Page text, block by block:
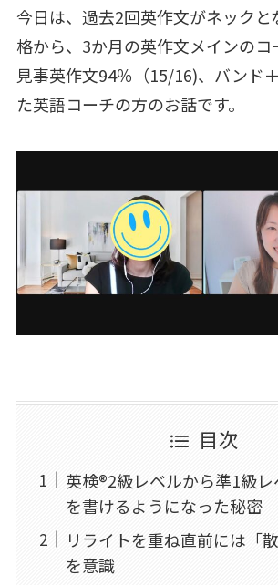
今日は、過去2回英作文がネックと
格から、3か月の英作文メインのコ
見事英作文94％（15/16)、バンド
た英語コーチの方のお話です。
目次
英検®2級レベルから準1級
を書けるようになった秘密
リライトを重ね直前には「
を意識